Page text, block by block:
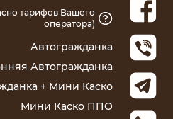
Автогражданка
Автогражданка
+ Мини Каско
Мини Каско ППО
тарифов Вашего
оператора)